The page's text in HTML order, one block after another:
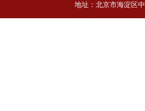
地址：北京市海淀区